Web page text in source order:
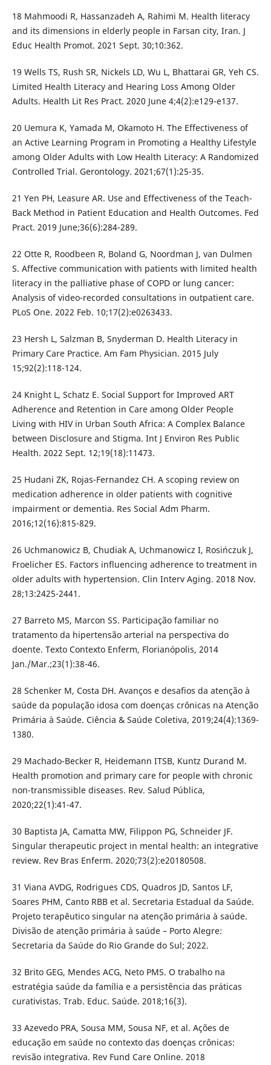
18 Mahmoodi R, Hassanzadeh A, Rahimi M. Health literacy
and its dimensions in elderly people in Farsan city, Iran. J
Educ Health Promot. 2021 Sept. 30;10:362.
19 Wells TS, Rush SR, Nickels LD, Wu L, Bhattarai GR, Yeh CS.
Limited Health Literacy and Hearing Loss Among Older
Adults. Health Lit Res Pract. 2020 June 4;4(2):e129-e137.
20 Uemura K, Yamada M, Okamoto H. The Effectiveness of
an Active Learning Program in Promoting a Healthy Lifestyle
among Older Adults with Low Health Literacy: A Randomized
Controlled Trial. Gerontology. 2021;67(1):25-35.
21 Yen PH, Leasure AR. Use and Effectiveness of the Teach-
Back Method in Patient Education and Health Outcomes. Fed
Pract. 2019 June;36(6):284-289.
22 Otte R, Roodbeen R, Boland G, Noordman J, van Dulmen
S. Affective communication with patients with limited health
literacy in the palliative phase of COPD or lung cancer:
Analysis of video-recorded consultations in outpatient care.
PLoS One. 2022 Feb. 10;17(2):e0263433.
23 Hersh L, Salzman B, Snyderman D. Health Literacy in
Primary Care Practice. Am Fam Physician. 2015 July
15;92(2):118-124.
24 Knight L, Schatz E. Social Support for Improved ART
Adherence and Retention in Care among Older People
Living with HIV in Urban South Africa: A Complex Balance
between Disclosure and Stigma. Int J Environ Res Public
Health. 2022 Sept. 12;19(18):11473.
25 Hudani ZK, Rojas-Fernandez CH. A scoping review on
medication adherence in older patients with cognitive
impairment or dementia. Res Social Adm Pharm.
2016;12(16):815-829.
26 Uchmanowicz B, Chudiak A, Uchmanowicz I, Rosińczuk J,
Froelicher ES. Factors influencing adherence to treatment in
older adults with hypertension. Clin Interv Aging. 2018 Nov.
28;13:2425-2441.
27 Barreto MS, Marcon SS. Participação familiar no
tratamento da hipertensão arterial na perspectiva do
doente. Texto Contexto Enferm, Florianópolis, 2014
Jan./Mar.;23(1):38-46.
28 Schenker M, Costa DH. Avanços e desafios da atenção à
saúde da população idosa com doenças crônicas na Atenção
Primária à Saúde. Ciência & Saúde Coletiva, 2019;24(4):1369-
1380.
29 Machado-Becker R, Heidemann ITSB, Kuntz Durand M.
Health promotion and primary care for people with chronic
non-transmissible diseases. Rev. Salud Pública,
2020;22(1):41-47.
30 Baptista JA, Camatta MW, Filippon PG, Schneider JF.
Singular therapeutic project in mental health: an integrative
review. Rev Bras Enferm. 2020;73(2):e20180508.
31 Viana AVDG, Rodrigues CDS, Quadros JD, Santos LF,
Soares PHM, Canto RBB et al. Secretaria Estadual da Saúde.
Projeto terapêutico singular na atenção primária à saúde.
Divisão de atenção primária à saúde – Porto Alegre:
Secretaria da Saúde do Rio Grande do Sul; 2022.
32 Brito GEG, Mendes ACG, Neto PMS. O trabalho na
estratégia saúde da família e a persistência das práticas
curativistas. Trab. Educ. Saúde. 2018;16(3).
33 Azevedo PRA, Sousa MM, Sousa NF, et al. Ações de
educação em saúde no contexto das doenças crônicas:
revisão integrativa. Rev Fund Care Online. 2018